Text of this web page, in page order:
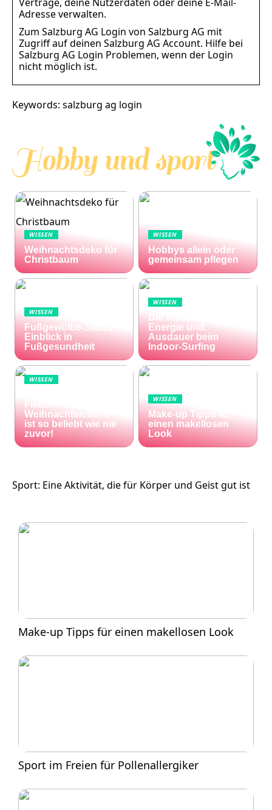
Adresse verwalten.
Zum Salzburg AG Login von Salzburg AG mit
Zugriff auf deinen Salzburg AG Account. Hilfe bei
Salzburg AG Login Problemen, wenn der Login
nicht möglich ist.
Keywords: salzburg ag login
WISSEN
Weihnachtsdeko für
Christbaum
WISSEN
Hobbys allein oder
gemeinsam pflegen
WISSEN
Fußgewölbe-Stütze:
Einblick in
Fußgesundheit
WISSEN
Die Welle zu Hause:
Energie und
Ausdauer beim
Indoor-Surfing
WISSEN
Fieber – die El Gordo
Weihnachtslotterie
ist so beliebt wie nie
zuvor!
WISSEN
Make-up Tipps für
einen makellosen
Look
Sport: Eine Aktivität, die für Körper und Geist gut ist
Make-up Tipps für einen makellosen Look
Sport im Freien für Pollenallergiker